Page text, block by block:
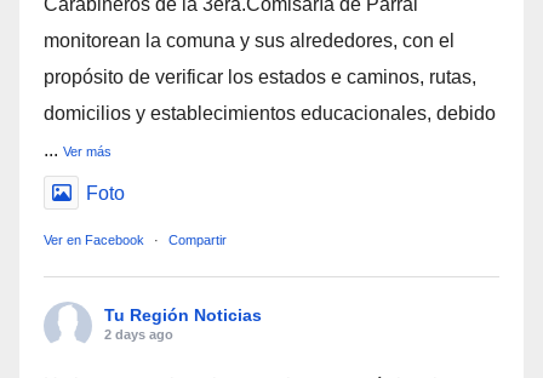
Carabineros de la 3era.Comisaría de Parral
monitorean la comuna y sus alrededores, con el
propósito de verificar los estados e caminos, rutas,
domicilios y establecimientos educacionales, debido
... Ver más
Foto
Ver en Facebook · Compartir
Tu Región Noticias
2 days ago